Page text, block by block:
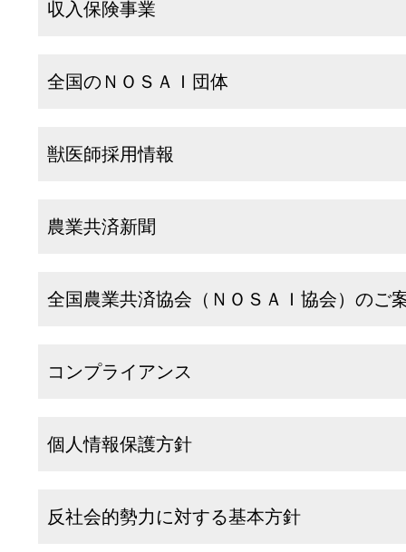
収入保険事業
全国のＮＯＳＡＩ団体
獣医師採用情報
農業共済新聞
全国農業共済協会（ＮＯＳＡＩ協会）のご
コンプライアンス
個人情報保護方針
反社会的勢力に対する基本方針